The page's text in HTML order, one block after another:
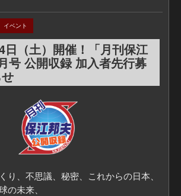
イベント
日（土）開催！「月刊保江
号 公開収録 加入者先行募
り、不思議、秘密、これからの日本、
の未来、